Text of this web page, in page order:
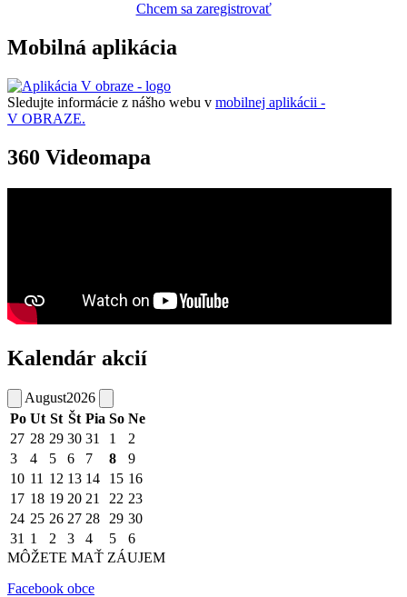
Chcem sa zaregistrovať
Mobilná aplikácia
Sledujte informácie z nášho webu v mobilnej aplikácii -
V OBRAZE.
360 Videomapa
Kalendár akcií
August2026
Po Ut St Št Pia So Ne
27 28 29 30 31 1
2
3
4 5 6 7 8
9
10 11 12 13 14 15 16
17 18 19 20 21 22 23
24 25 26 27 28 29 30
31 1 2 3 4 5
6
MÔŽETE MAŤ ZÁUJEM
Facebook obce